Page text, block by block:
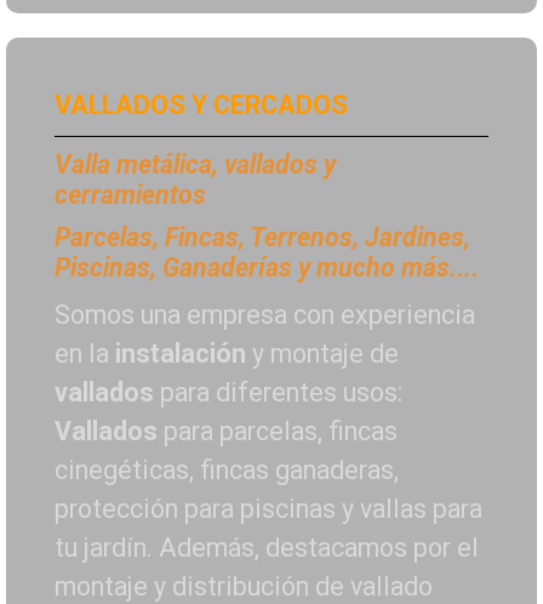
VALLADOS Y CERCADOS
Valla metálica, vallados y
cerramientos
Parcelas, Fincas, Terrenos, Jardines,
Piscinas, Ganaderías y mucho más....
Somos una empresa con experiencia
en la instalación y montaje de
vallados para diferentes usos:
Vallados para parcelas, fincas
cinegéticas, fincas ganaderas,
protección para piscinas y vallas para
tu jardín. Además, destacamos por el
montaje y distribución de vallado